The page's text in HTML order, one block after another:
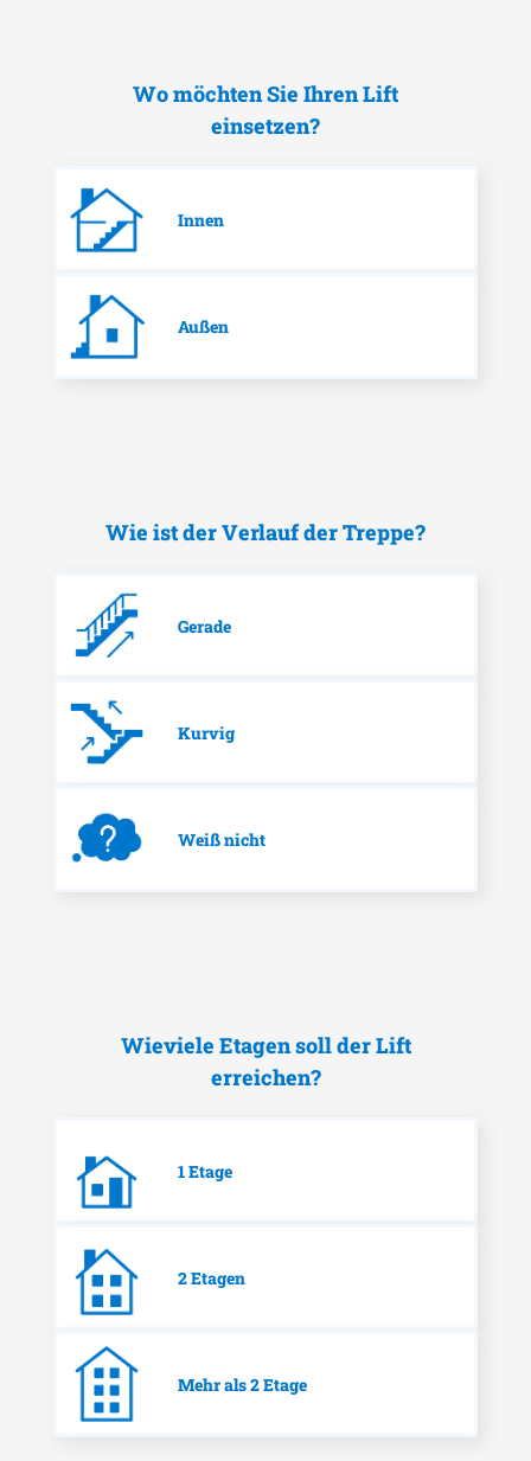
Wo möchten Sie Ihren Lift
einsetzen?
Innen
Außen
Wie ist der Verlauf der Treppe?
Gerade
Kurvig
Weiß nicht
Wieviele Etagen soll der Lift
erreichen?
1 Etage
2 Etagen
Mehr als 2 Etage